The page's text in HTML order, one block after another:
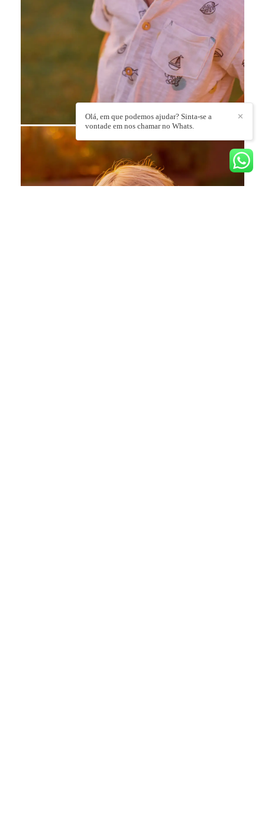
✕
Olá, em que podemos ajudar? Sinta-se a
vontade em nos chamar no Whats.